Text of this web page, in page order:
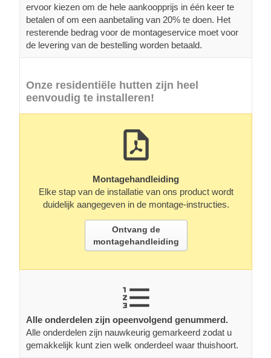
ervoor kiezen om de hele aankoopprijs in één keer te
betalen of om een aanbetaling van 20% te doen. Het
resterende bedrag voor de montageservice moet voor
de levering van de bestelling worden betaald.
Onze residentiële hutten zijn heel
eenvoudig te installeren!
Montagehandleiding
Elke stap van de installatie van ons product wordt
duidelijk aangegeven in de montage-instructies.
Ontvang de
montagehandleiding
Alle onderdelen zijn opeenvolgend genummerd.
Alle onderdelen zijn nauwkeurig gemarkeerd zodat u
gemakkelijk kunt zien welk onderdeel waar thuishoort.